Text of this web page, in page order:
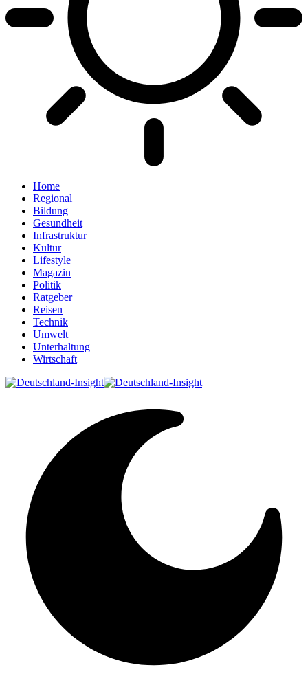
Home
Regional
Bildung
Gesundheit
Infrastruktur
Kultur
Lifestyle
Magazin
Politik
Ratgeber
Reisen
Technik
Umwelt
Unterhaltung
Wirtschaft